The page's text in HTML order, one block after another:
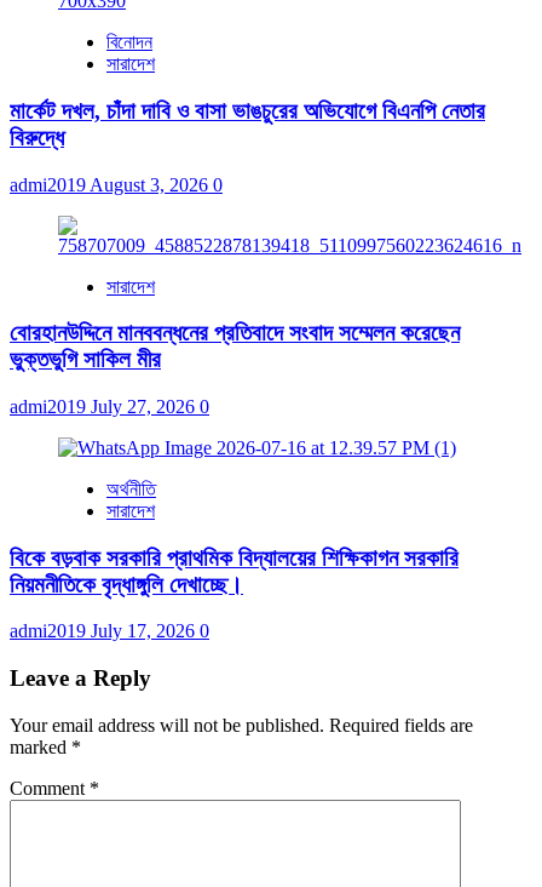
বিনোদন
সারাদেশ
মার্কেট দখল, চাঁদা দাবি ও বাসা ভাঙচুরের অভিযোগে বিএনপি নেতার
বিরুদ্ধে
admi2019 August 3, 2026 0
সারাদেশ
বোরহানউদ্দিনে মানববন্ধনের প্রতিবাদে সংবাদ সম্মেলন করেছেন
ভুক্তভুগি সাকিল মীর
admi2019 July 27, 2026 0
অর্থনীতি
সারাদেশ
বিকে বড়বাক সরকারি প্রাথমিক বিদ্যালয়ের শিক্ষিকাগন সরকারি
নিয়মনীতিকে বৃদ্ধাঙ্গুলি দেখাচ্ছে।
admi2019 July 17, 2026 0
Leave a Reply
Your email address will not be published. Required fields are
marked *
Comment *